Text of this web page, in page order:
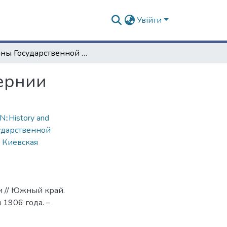
Увійти
Члены Государственной Думы от Киевской губернии
and
Киевская
// Южный край.
года. –